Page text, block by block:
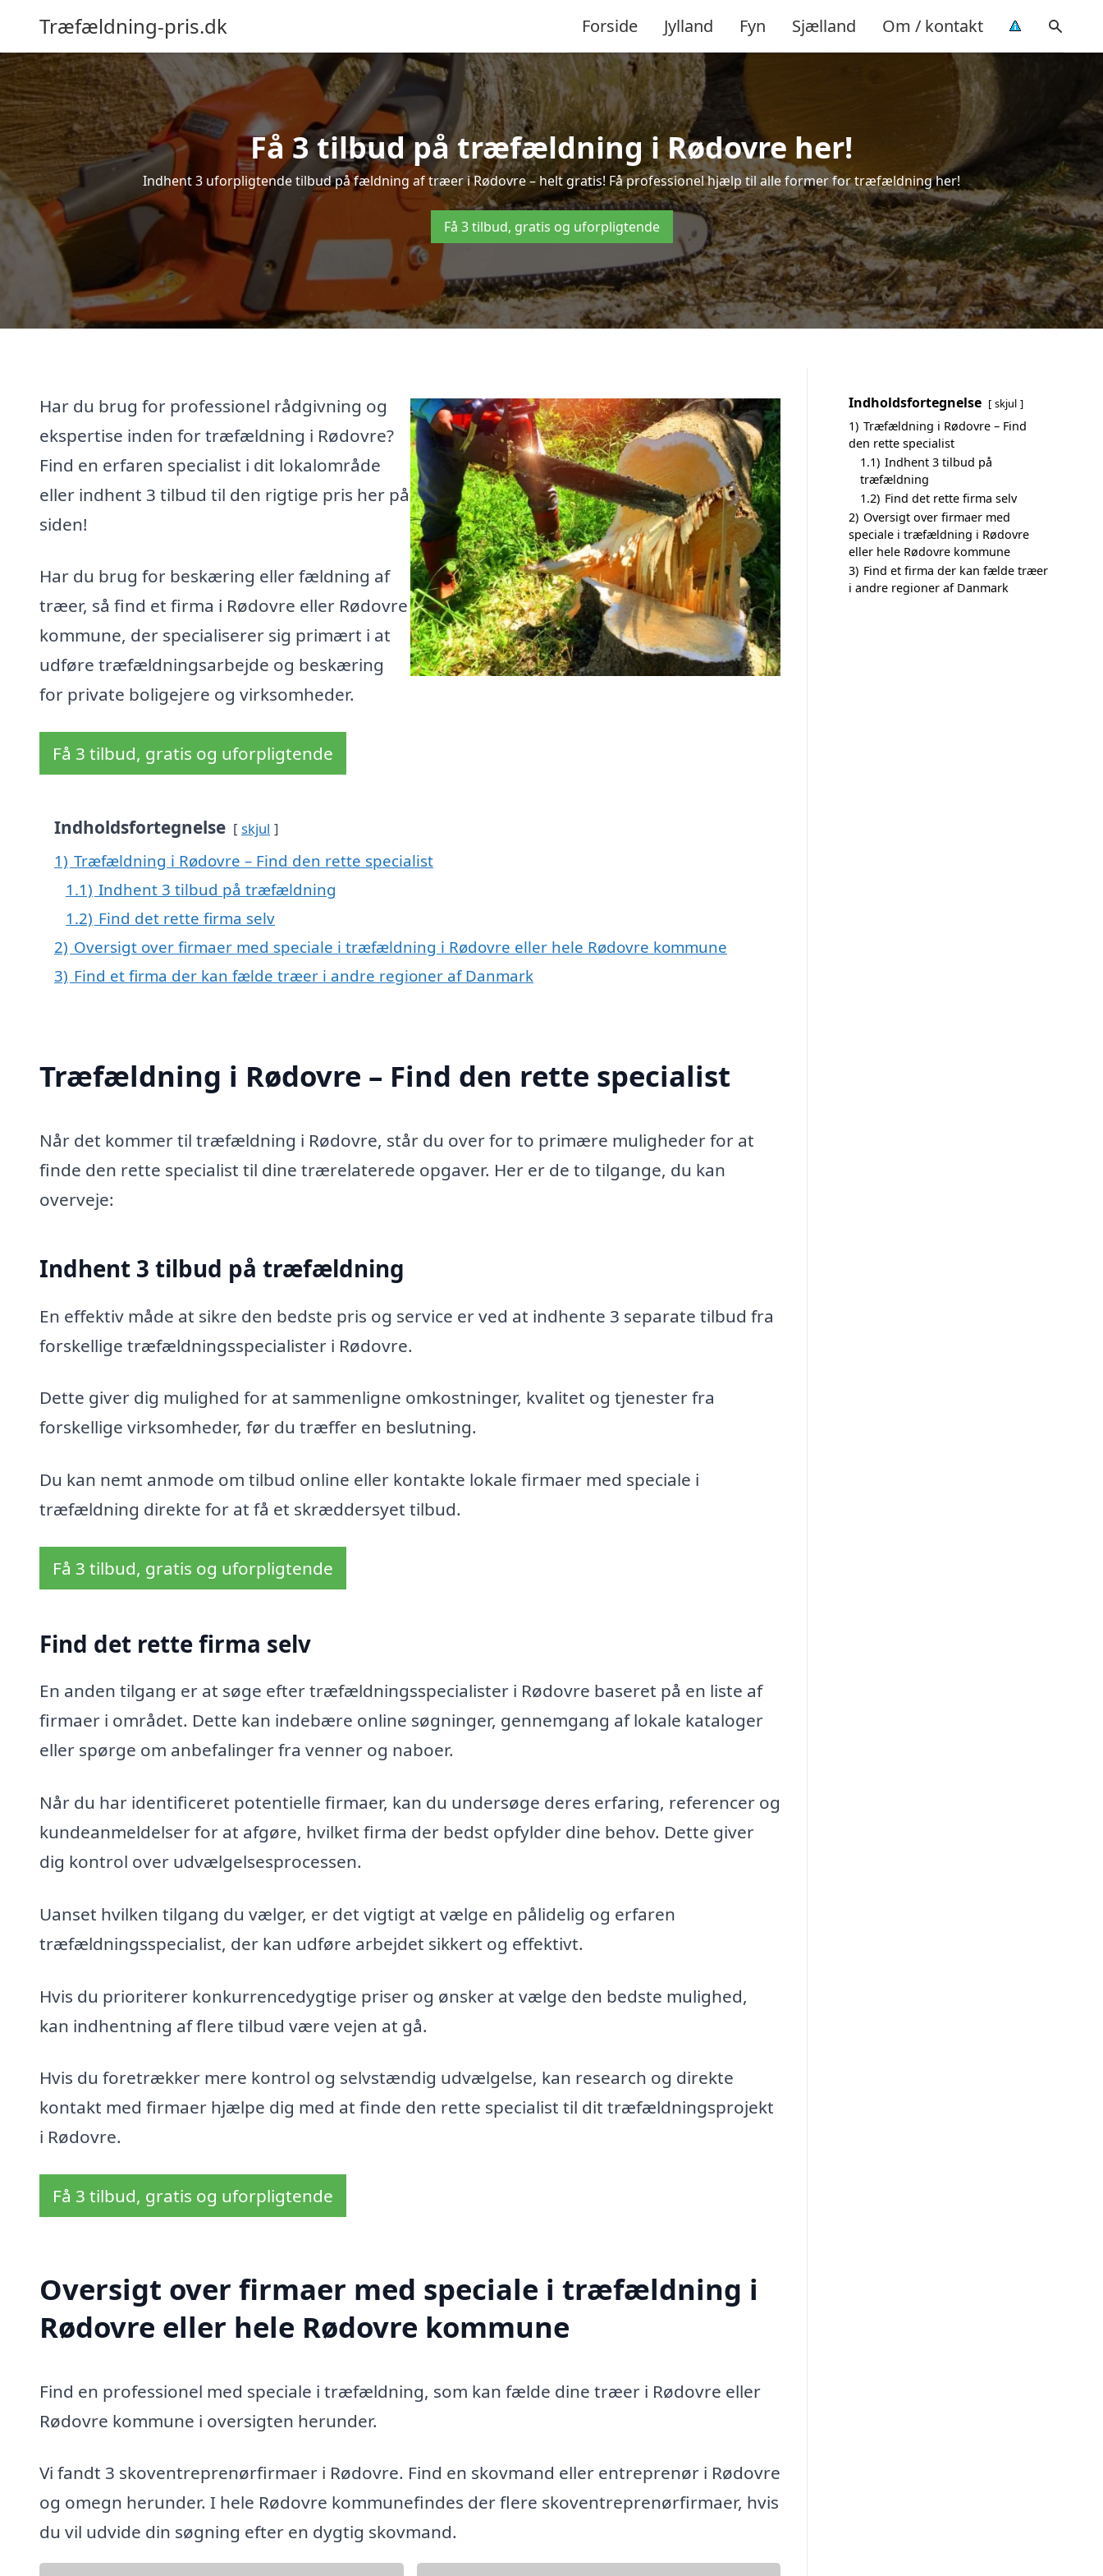
Træfældning-pris.dk Forside Jylland Fyn Sjælland Om / kontakt
Få 3 tilbud på træfældning i Rødovre her!
Indhent 3 uforpligtende tilbud på fældning af træer i Rødovre – helt gratis! Få professionel hjælp til alle former for træfældning her!
Få 3 tilbud, gratis og uforpligtende
Har du brug for professionel rådgivning og
ekspertise inden for træfældning i Rødovre?
Find en erfaren specialist i dit lokalområde
eller indhent 3 tilbud til den rigtige pris her på
siden!
Har du brug for beskæring eller fældning af
træer, så find et firma i Rødovre eller Rødovre
kommune, der specialiserer sig primært i at
udføre træfældningsarbejde og beskæring
for private boligejere og virksomheder.
Få 3 tilbud, gratis og uforpligtende
Indholdsfortegnelse skjul
1) Træfældning i Rødovre – Find den rette specialist
1.1) Indhent 3 tilbud på træfældning
1.2) Find det rette firma selv
2) Oversigt over firmaer med speciale i træfældning i Rødovre eller hele Rødovre kommune
3) Find et firma der kan fælde træer i andre regioner af Danmark
Træfældning i Rødovre – Find den rette specialist
Når det kommer til træfældning i Rødovre, står du over for to primære muligheder for at
finde den rette specialist til dine trærelaterede opgaver. Her er de to tilgange, du kan
overveje:
Indhent 3 tilbud på træfældning
En effektiv måde at sikre den bedste pris og service er ved at indhente 3 separate tilbud fra
forskellige træfældningsspecialister i Rødovre.
Dette giver dig mulighed for at sammenligne omkostninger, kvalitet og tjenester fra
forskellige virksomheder, før du træffer en beslutning.
Du kan nemt anmode om tilbud online eller kontakte lokale firmaer med speciale i
træfældning direkte for at få et skræddersyet tilbud.
Få 3 tilbud, gratis og uforpligtende
Find det rette firma selv
En anden tilgang er at søge efter træfældningsspecialister i Rødovre baseret på en liste af
firmaer i området. Dette kan indebære online søgninger, gennemgang af lokale kataloger
eller spørge om anbefalinger fra venner og naboer.
Når du har identificeret potentielle firmaer, kan du undersøge deres erfaring, referencer og
kundeanmeldelser for at afgøre, hvilket firma der bedst opfylder dine behov. Dette giver
dig kontrol over udvælgelsesprocessen.
Uanset hvilken tilgang du vælger, er det vigtigt at vælge en pålidelig og erfaren
træfældningsspecialist, der kan udføre arbejdet sikkert og effektivt.
Hvis du prioriterer konkurrencedygtige priser og ønsker at vælge den bedste mulighed,
kan indhentning af flere tilbud være vejen at gå.
Hvis du foretrækker mere kontrol og selvstændig udvælgelse, kan research og direkte
kontakt med firmaer hjælpe dig med at finde den rette specialist til dit træfældningsprojekt
i Rødovre.
Få 3 tilbud, gratis og uforpligtende
Oversigt over firmaer med speciale i træfældning i
Rødovre eller hele Rødovre kommune
Find en professionel med speciale i træfældning, som kan fælde dine træer i Rødovre eller
Rødovre kommune i oversigten herunder.
Vi fandt 3 skoventreprenørfirmaer i Rødovre. Find en skovmand eller entreprenør i Rødovre
og omegn herunder. I hele Rødovre kommunefindes der flere skoventreprenørfirmaer, hvis
du vil udvide din søgning efter en dygtig skovmand.
Indholdsfortegnelse skjul
1) Træfældning i Rødovre – Find
den rette specialist
1.1) Indhent 3 tilbud på
træfældning
1.2) Find det rette firma selv
2) Oversigt over firmaer med
speciale i træfældning i Rødovre
eller hele Rødovre kommune
3) Find et firma der kan fælde træer
i andre regioner af Danmark